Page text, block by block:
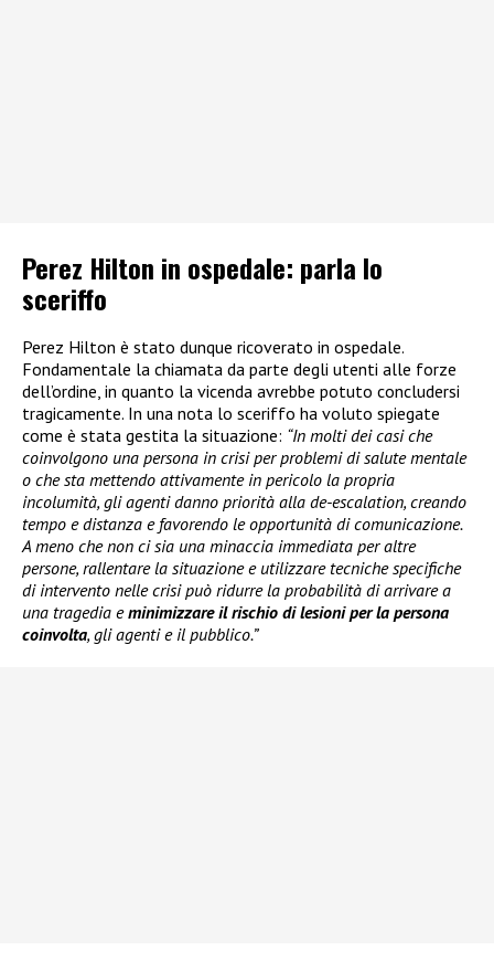
Perez Hilton in ospedale: parla lo
sceriffo
Perez Hilton è stato dunque ricoverato in ospedale.
Fondamentale la chiamata da parte degli utenti alle forze
dell’ordine, in quanto la vicenda avrebbe potuto concludersi
tragicamente. In una nota lo sceriffo ha voluto spiegate
come è stata gestita la situazione: “In molti dei casi che
coinvolgono una persona in crisi per problemi di salute mentale
o che sta mettendo attivamente in pericolo la propria
incolumità, gli agenti danno priorità alla de-escalation, creando
tempo e distanza e favorendo le opportunità di comunicazione.
A meno che non ci sia una minaccia immediata per altre
persone, rallentare la situazione e utilizzare tecniche specifiche
di intervento nelle crisi può ridurre la probabilità di arrivare a
una tragedia eminimizzare il rischio di lesioni per la persona
coinvolta, gli agenti e il pubblico.”